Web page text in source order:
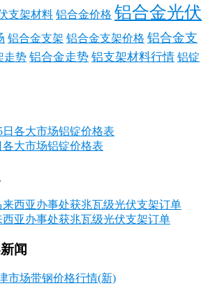
支架材料 铝合金价格 铝合金光伏
铝合金支架 铝合金支架价格 铝合金支
走势 铝合金走势 铝支架材料行情 铝锭
各大市场铝锭价格表
亚办事处获兆瓦级光伏支架订单
闻